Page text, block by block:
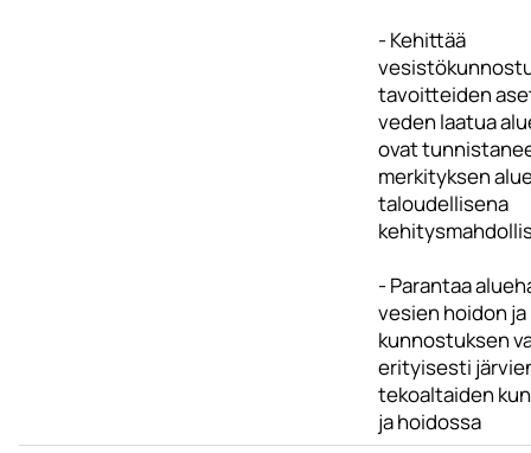
- Kehittää
tavoitteiden
veden laatua
ovat
merkityksen
taloudellisena
- Parantaa
vesien hoidon ja
kunnostuksen
erityisesti
tekoaltaiden
ja hoidossa